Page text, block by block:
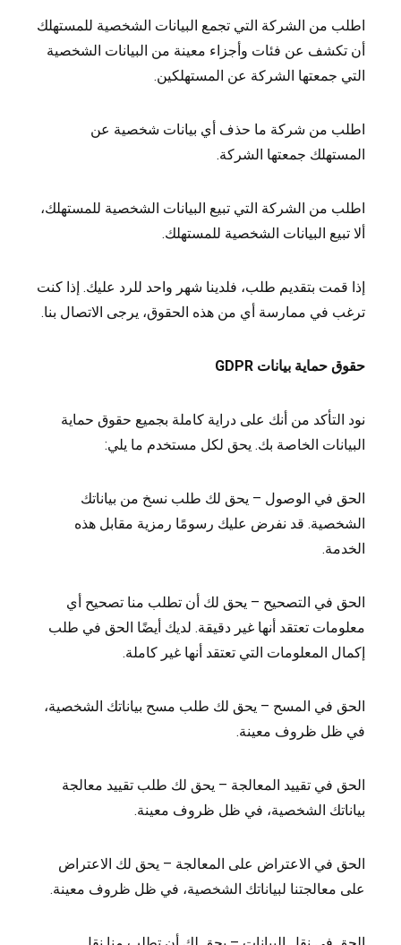
اطلب من الشركة التي تجمع البيانات الشخصية للمستهلك
أن تكشف عن فئات وأجزاء معينة من البيانات الشخصية
التي جمعتها الشركة عن المستهلكين.
اطلب من شركة ما حذف أي بيانات شخصية عن
المستهلك جمعتها الشركة.
اطلب من الشركة التي تبيع البيانات الشخصية للمستهلك،
ألا تبيع البيانات الشخصية للمستهلك.
إذا قمت بتقديم طلب، فلدينا شهر واحد للرد عليك. إذا كنت
ترغب في ممارسة أي من هذه الحقوق، يرجى الاتصال بنا.
حقوق حماية بيانات GDPR
نود التأكد من أنك على دراية كاملة بجميع حقوق حماية
البيانات الخاصة بك. يحق لكل مستخدم ما يلي:
الحق في الوصول – يحق لك طلب نسخ من بياناتك
الشخصية. قد نفرض عليك رسومًا رمزية مقابل هذه
الخدمة.
الحق في التصحيح – يحق لك أن تطلب منا تصحيح أي
معلومات تعتقد أنها غير دقيقة. لديك أيضًا الحق في طلب
إكمال المعلومات التي تعتقد أنها غير كاملة.
الحق في المسح – يحق لك طلب مسح بياناتك الشخصية،
في ظل ظروف معينة.
الحق في تقييد المعالجة – يحق لك طلب تقييد معالجة
بياناتك الشخصية، في ظل ظروف معينة.
الحق في الاعتراض على المعالجة – يحق لك الاعتراض
على معالجتنا لبياناتك الشخصية، في ظل ظروف معينة.